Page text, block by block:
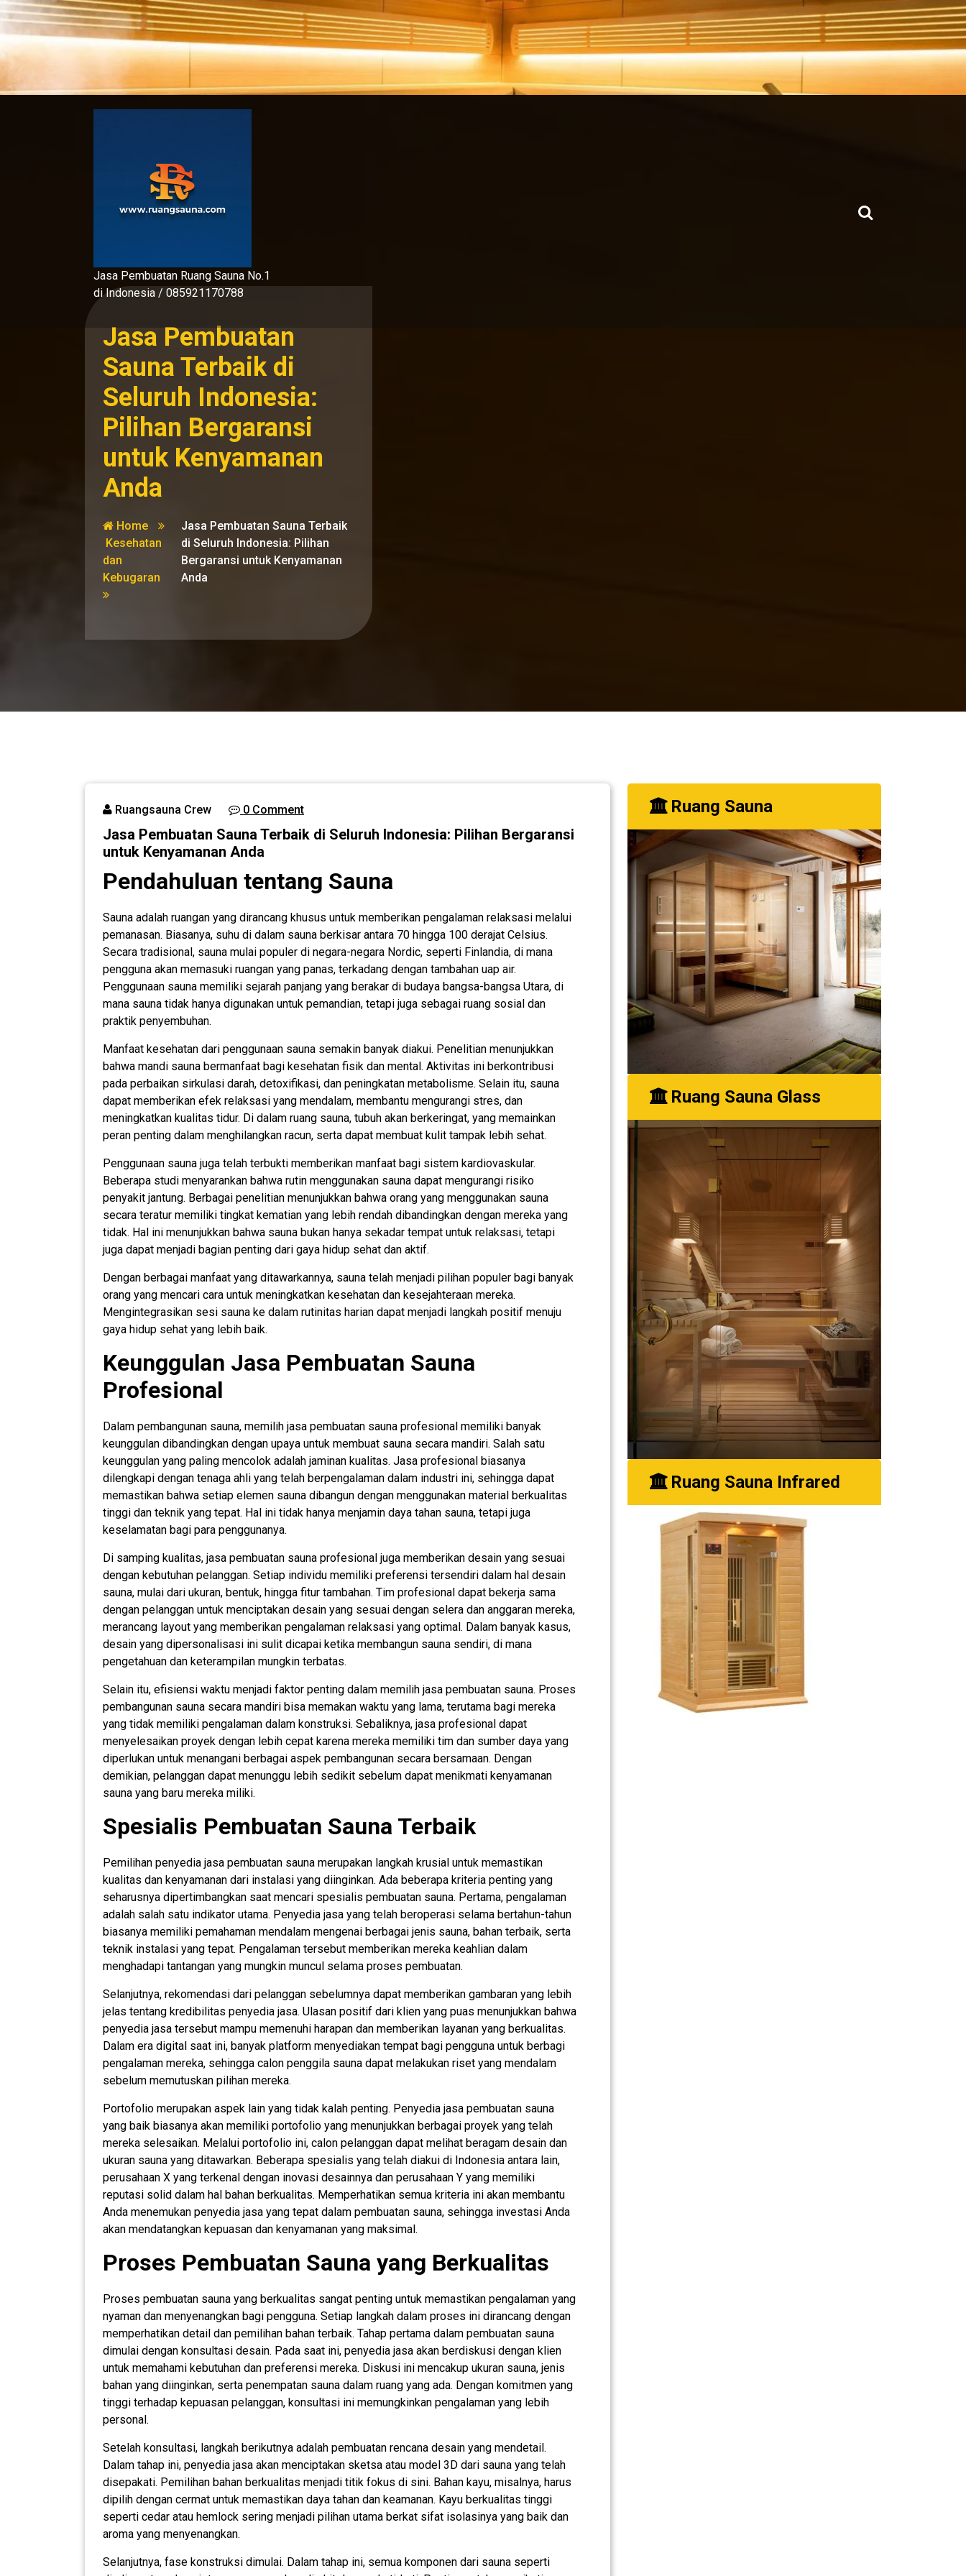
Skip
to
content
Jasa Pembuatan Ruang Sauna No.1
di Indonesia / 085921170788
Jasa Pembuatan
Sauna Terbaik di
Seluruh Indonesia:
Pilihan Bergaransi
untuk Kenyamanan
Anda
Home
Kesehatan
dan
Kebugaran
Jasa Pembuatan Sauna Terbaik
di Seluruh Indonesia: Pilihan
Bergaransi untuk Kenyamanan
Anda
Ruangsauna Crew 0 Comment
Jasa Pembuatan Sauna Terbaik di Seluruh Indonesia: Pilihan Bergaransi
untuk Kenyamanan Anda
Pendahuluan tentang Sauna
Sauna adalah ruangan yang dirancang khusus untuk memberikan pengalaman relaksasi melalui
pemanasan. Biasanya, suhu di dalam sauna berkisar antara 70 hingga 100 derajat Celsius.
Secara tradisional, sauna mulai populer di negara-negara Nordic, seperti Finlandia, di mana
pengguna akan memasuki ruangan yang panas, terkadang dengan tambahan uap air.
Penggunaan sauna memiliki sejarah panjang yang berakar di budaya bangsa-bangsa Utara, di
mana sauna tidak hanya digunakan untuk pemandian, tetapi juga sebagai ruang sosial dan
praktik penyembuhan.
Manfaat kesehatan dari penggunaan sauna semakin banyak diakui. Penelitian menunjukkan
bahwa mandi sauna bermanfaat bagi kesehatan fisik dan mental. Aktivitas ini berkontribusi
pada perbaikan sirkulasi darah, detoxifikasi, dan peningkatan metabolisme. Selain itu, sauna
dapat memberikan efek relaksasi yang mendalam, membantu mengurangi stres, dan
meningkatkan kualitas tidur. Di dalam ruang sauna, tubuh akan berkeringat, yang memainkan
peran penting dalam menghilangkan racun, serta dapat membuat kulit tampak lebih sehat.
Penggunaan sauna juga telah terbukti memberikan manfaat bagi sistem kardiovaskular.
Beberapa studi menyarankan bahwa rutin menggunakan sauna dapat mengurangi risiko
penyakit jantung. Berbagai penelitian menunjukkan bahwa orang yang menggunakan sauna
secara teratur memiliki tingkat kematian yang lebih rendah dibandingkan dengan mereka yang
tidak. Hal ini menunjukkan bahwa sauna bukan hanya sekadar tempat untuk relaksasi, tetapi
juga dapat menjadi bagian penting dari gaya hidup sehat dan aktif.
Dengan berbagai manfaat yang ditawarkannya, sauna telah menjadi pilihan populer bagi banyak
orang yang mencari cara untuk meningkatkan kesehatan dan kesejahteraan mereka.
Mengintegrasikan sesi sauna ke dalam rutinitas harian dapat menjadi langkah positif menuju
gaya hidup sehat yang lebih baik.
Keunggulan Jasa Pembuatan Sauna
Profesional
Dalam pembangunan sauna, memilih jasa pembuatan sauna profesional memiliki banyak
keunggulan dibandingkan dengan upaya untuk membuat sauna secara mandiri. Salah satu
keunggulan yang paling mencolok adalah jaminan kualitas. Jasa profesional biasanya
dilengkapi dengan tenaga ahli yang telah berpengalaman dalam industri ini, sehingga dapat
memastikan bahwa setiap elemen sauna dibangun dengan menggunakan material berkualitas
tinggi dan teknik yang tepat. Hal ini tidak hanya menjamin daya tahan sauna, tetapi juga
keselamatan bagi para penggunanya.
Di samping kualitas, jasa pembuatan sauna profesional juga memberikan desain yang sesuai
dengan kebutuhan pelanggan. Setiap individu memiliki preferensi tersendiri dalam hal desain
sauna, mulai dari ukuran, bentuk, hingga fitur tambahan. Tim profesional dapat bekerja sama
dengan pelanggan untuk menciptakan desain yang sesuai dengan selera dan anggaran mereka,
merancang layout yang memberikan pengalaman relaksasi yang optimal. Dalam banyak kasus,
desain yang dipersonalisasi ini sulit dicapai ketika membangun sauna sendiri, di mana
pengetahuan dan keterampilan mungkin terbatas.
Selain itu, efisiensi waktu menjadi faktor penting dalam memilih jasa pembuatan sauna. Proses
pembangunan sauna secara mandiri bisa memakan waktu yang lama, terutama bagi mereka
yang tidak memiliki pengalaman dalam konstruksi. Sebaliknya, jasa profesional dapat
menyelesaikan proyek dengan lebih cepat karena mereka memiliki tim dan sumber daya yang
diperlukan untuk menangani berbagai aspek pembangunan secara bersamaan. Dengan
demikian, pelanggan dapat menunggu lebih sedikit sebelum dapat menikmati kenyamanan
sauna yang baru mereka miliki.
Spesialis Pembuatan Sauna Terbaik
Pemilihan penyedia jasa pembuatan sauna merupakan langkah krusial untuk memastikan
kualitas dan kenyamanan dari instalasi yang diinginkan. Ada beberapa kriteria penting yang
seharusnya dipertimbangkan saat mencari spesialis pembuatan sauna. Pertama, pengalaman
adalah salah satu indikator utama. Penyedia jasa yang telah beroperasi selama bertahun-tahun
biasanya memiliki pemahaman mendalam mengenai berbagai jenis sauna, bahan terbaik, serta
teknik instalasi yang tepat. Pengalaman tersebut memberikan mereka keahlian dalam
menghadapi tantangan yang mungkin muncul selama proses pembuatan.
Selanjutnya, rekomendasi dari pelanggan sebelumnya dapat memberikan gambaran yang lebih
jelas tentang kredibilitas penyedia jasa. Ulasan positif dari klien yang puas menunjukkan bahwa
penyedia jasa tersebut mampu memenuhi harapan dan memberikan layanan yang berkualitas.
Dalam era digital saat ini, banyak platform menyediakan tempat bagi pengguna untuk berbagi
pengalaman mereka, sehingga calon penggila sauna dapat melakukan riset yang mendalam
sebelum memutuskan pilihan mereka.
Portofolio merupakan aspek lain yang tidak kalah penting. Penyedia jasa pembuatan sauna
yang baik biasanya akan memiliki portofolio yang menunjukkan berbagai proyek yang telah
mereka selesaikan. Melalui portofolio ini, calon pelanggan dapat melihat beragam desain dan
ukuran sauna yang ditawarkan. Beberapa spesialis yang telah diakui di Indonesia antara lain,
perusahaan X yang terkenal dengan inovasi desainnya dan perusahaan Y yang memiliki
reputasi solid dalam hal bahan berkualitas. Memperhatikan semua kriteria ini akan membantu
Anda menemukan penyedia jasa yang tepat dalam pembuatan sauna, sehingga investasi Anda
akan mendatangkan kepuasan dan kenyamanan yang maksimal.
Proses Pembuatan Sauna yang Berkualitas
Proses pembuatan sauna yang berkualitas sangat penting untuk memastikan pengalaman yang
nyaman dan menyenangkan bagi pengguna. Setiap langkah dalam proses ini dirancang dengan
memperhatikan detail dan pemilihan bahan terbaik. Tahap pertama dalam pembuatan sauna
dimulai dengan konsultasi desain. Pada saat ini, penyedia jasa akan berdiskusi dengan klien
untuk memahami kebutuhan dan preferensi mereka. Diskusi ini mencakup ukuran sauna, jenis
bahan yang diinginkan, serta penempatan sauna dalam ruang yang ada. Dengan komitmen yang
tinggi terhadap kepuasan pelanggan, konsultasi ini memungkinkan pengalaman yang lebih
personal.
Setelah konsultasi, langkah berikutnya adalah pembuatan rencana desain yang mendetail.
Dalam tahap ini, penyedia jasa akan menciptakan sketsa atau model 3D dari sauna yang telah
disepakati. Pemilihan bahan berkualitas menjadi titik fokus di sini. Bahan kayu, misalnya, harus
dipilih dengan cermat untuk memastikan daya tahan dan keamanan. Kayu berkualitas tinggi
seperti cedar atau hemlock sering menjadi pilihan utama berkat sifat isolasinya yang baik dan
aroma yang menyenangkan.
Selanjutnya, fase konstruksi dimulai. Dalam tahap ini, semua komponen dari sauna seperti
Ruang Sauna
Ruang Sauna Glass
Ruang Sauna Infrared